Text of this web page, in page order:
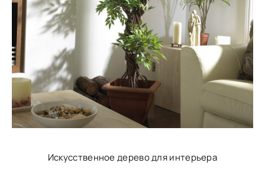
Искусственное дерево для интерьера